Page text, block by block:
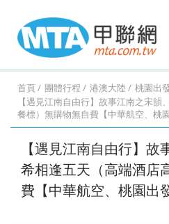
日本旅遊
桃園
出
發．
沖繩
桃園
出
發．
京阪
桃園
出
發．
東京
韓國旅遊
桃園
出
發．
首爾
桃園
出
發．
釜山
桃園
出
發．
濟洲
台中
出
發．
九寨
台中
出
發．
張家
台中
出
發．
重
台中
出
發．
峴
桃園
出
發．
峴
桃園
出
發．
芽
澳洲紐西蘭
澳
洲．
墨爾
本
紐西
蘭．
金旅
獎
歐洲美洲
美
國．
加拿
大．
德
國．
瑞
士．
西班
牙．
義大
利．
MSC
郵輪
探索
星號
澎湖
旅遊
金門
旅遊
馬祖
旅遊
首頁 團體行程 港澳大陸
桃園出
【遇見江南自由行】故事江南之宋
餐標）無購物無自費【中華航空、桃園
【遇見江南自由行】
希相逢五天（高端酒店
費【中華航空、桃園出